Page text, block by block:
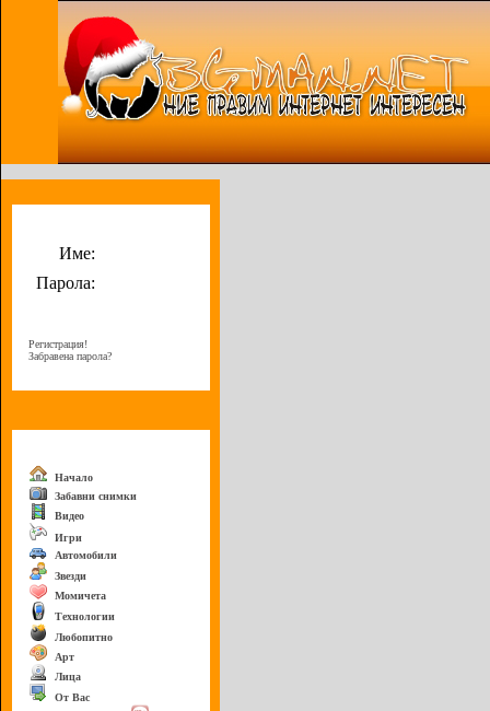
Име:
Парола:
Регистрация!
Забравена парола?
Начало
Забавни снимки
Видео
Игри
Автомобили
Звезди
Момичета
Технологии
Любопитно
Арт
Лица
От Вас